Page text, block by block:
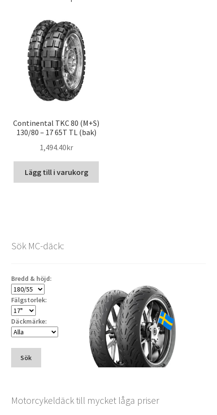
Continental TKC 80 (M+S)
130/80 – 17 65T TL (bak)
1,494.40kr
Lägg till i varukorg
Sök MC-däck:
Bredd & höjd:
Fälgstorlek:
Däckmärke:
Sök
Motorcykeldäck till mycket låga priser